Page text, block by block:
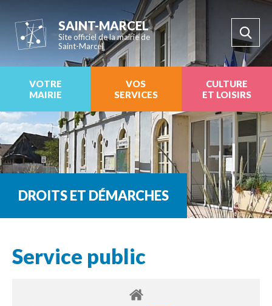
SAINT-MARCEL
Site officiel de la mairie de
Saint-Marcel
VOTRE
MAIRIE
VOS
SERVICES
CULTURE
ET LOISIRS
DROITS ET DÉMARCHES
Service public